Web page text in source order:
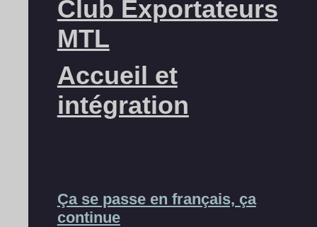
Club Exportateurs
MTL
Accueil et
intégration
Ça se passe en français, ça
continue